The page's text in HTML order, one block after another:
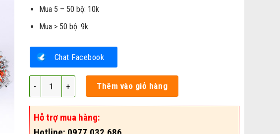
Mua 5 – 50 bộ: 10k
Mua > 50 bộ: 9k
Chat Facebook
Vòng Cổ Cho Chó - Mã VCDD123 số lượng
Thêm vào giỏ hàng
Hỗ trợ mua hàng: